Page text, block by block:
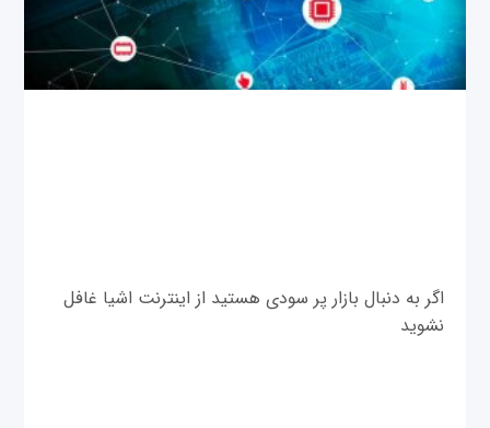
اگر به دنبال بازار پر سودی هستید از اینترنت اشیا غافل
نشوید